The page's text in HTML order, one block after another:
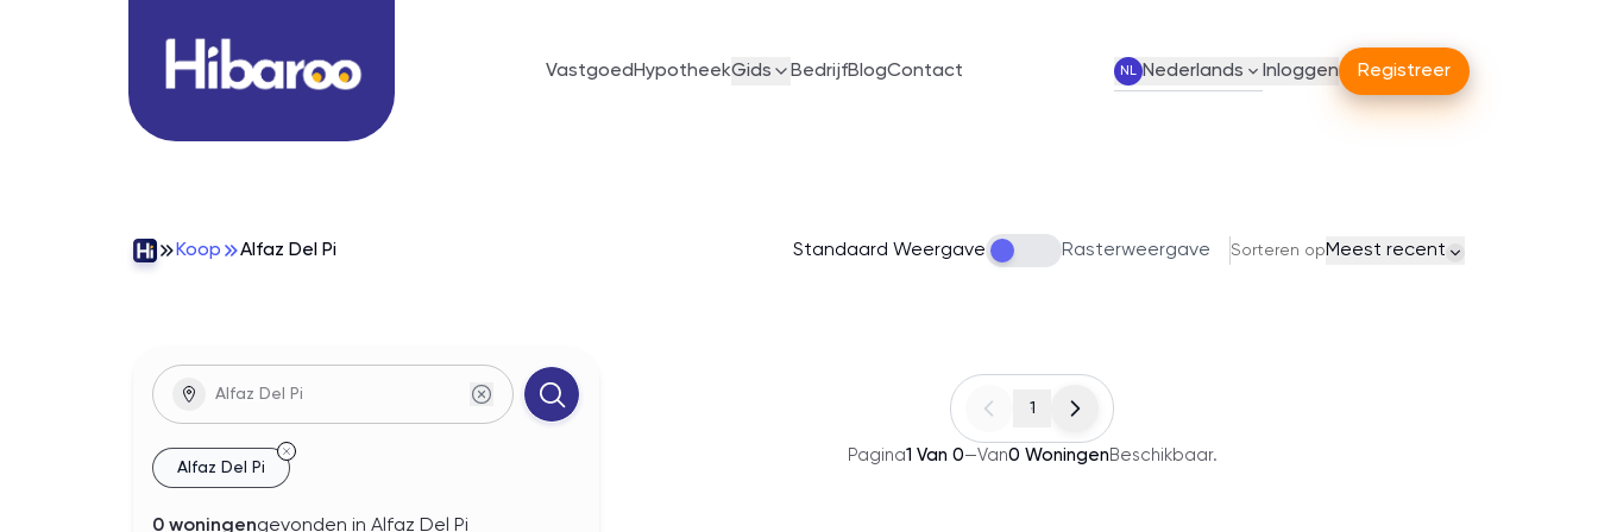
Vastgoed HypotheekGids BedrijfBlogContact NL Nederlands Inloggen Registreer
Koop Alfaz Del Pi Standaard Weergave Rasterweergave Sorteren op Meest recent
Alfaz Del Pi
0 woningengevonden in Alfaz Del Pi
1
Pagina1 Van 0—Van0 Woningen Beschikbaar.